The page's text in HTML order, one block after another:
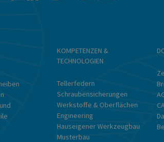
KOMPETENZEN &
TECHNOLOGIEN
Tellerfedern
Schraubensicherungen
Werkstoffe & Oberflächen
Engineering
Hauseigener Werkzeugbau
Musterbau